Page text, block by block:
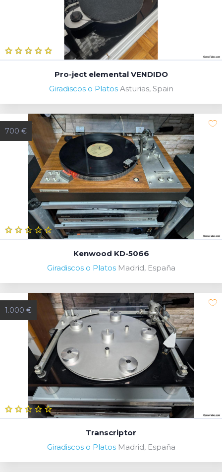
Pro-ject elemental VENDIDO
Giradiscos o Platos Asturias, Spain
700 €
Kenwood KD-5066
Giradiscos o Platos Madrid, España
1.000 €
Transcriptor
Giradiscos o Platos Madrid, España